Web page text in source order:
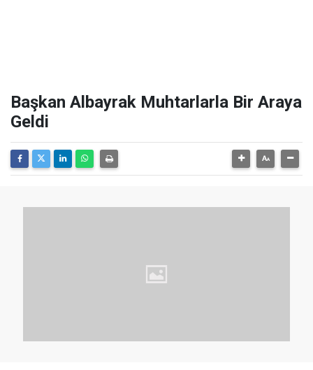
Başkan Albayrak Muhtarlarla Bir Araya
Geldi